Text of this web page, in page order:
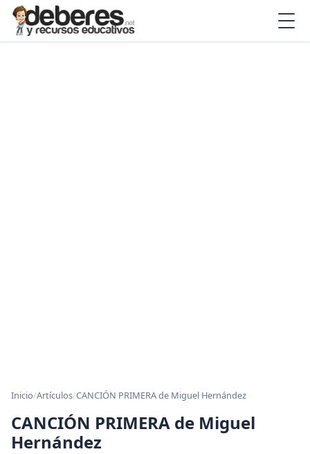
Inicio/Artículos/CANCIÓN PRIMERA de Miguel Hernández
CANCIÓN PRIMERA de Miguel
Hernández